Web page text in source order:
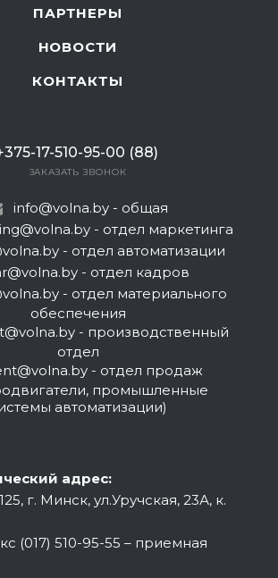
ПАРТНЕРЫ
НОВОСТИ
КОНТАКТЫ
17-510-95-00 (88)
ЗАКАЗАТЬ ЗВОНОК
info@volna.by - общая
- отдел маркетинга
- отдел автоматизации
- отдел кадров
- отдел материального
обеспечения
- производственный
отдел
- отдел продаж
промышленные
автоматизации)
адрес:
г. Минск, ул.Уручская, 23А, к.
(017) 510-95-55 – приемная